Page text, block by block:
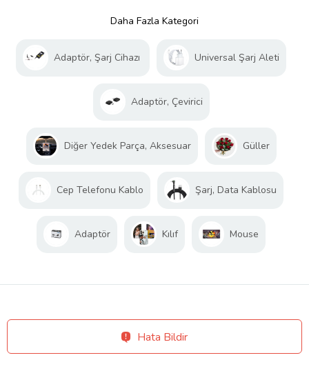
Daha Fazla Kategori
Adaptör, Şarj Cihazı Universal Şarj Aleti
Adaptör, Çevirici
Diğer Yedek Parça, Aksesuar Güller
Cep Telefonu Kablo Şarj, Data Kablosu
Adaptör Kılıf Mouse
Hata Bildir